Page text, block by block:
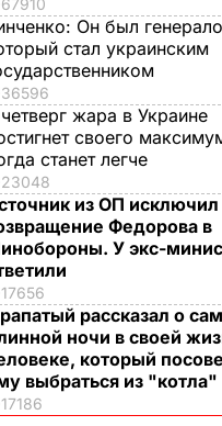
67910
Он был
стал украинским
36596
жара в Украине
своего
станет легче
23048
из ОП исключил
Федорова в
У экс-
17656
рассказал о
ночи в своей
который
выбраться из "котла"
17186